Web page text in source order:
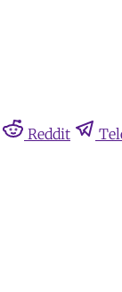
Reddit